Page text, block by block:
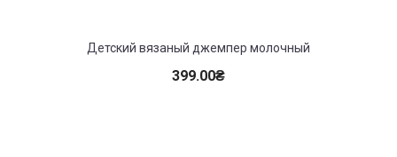
Детский вязаный джемпер молочный
399.00₴